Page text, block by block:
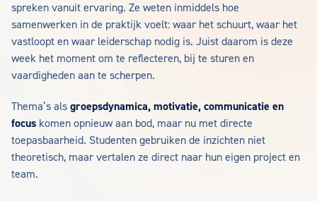
spreken vanuit ervaring. Ze weten inmiddels hoe
samenwerken in de praktijk voelt: waar het schuurt, waar het
vastloopt en waar leiderschap nodig is. Juist daarom is deze
week het moment om te reflecteren, bij te sturen en
vaardigheden aan te scherpen.
Thema’s als groepsdynamica, motivatie, communicatie en
focus komen opnieuw aan bod, maar nu met directe
toepasbaarheid. Studenten gebruiken de inzichten niet
theoretisch, maar vertalen ze direct naar hun eigen project en
team.